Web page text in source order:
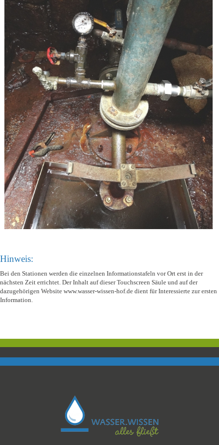
Hinweis:
Bei den Stationen werden die einzelnen Informationstafeln vor Ort erst in der
nächsten Zeit errichtet. Der Inhalt auf dieser Touchscreen Säule und auf der
dazugehörigen Website www.wasser-wissen-hof.de dient für Interessierte zur ersten
Information.